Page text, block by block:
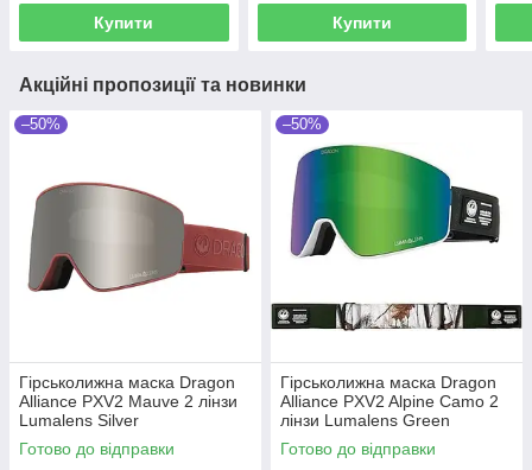
Купити Купити
Акційні пропозиції та новинки
–50%
Гірськолижна маска Dragon
Alliance PXV2 Mauve 2 лінзи
Lumalens Silver
Ionized/Lumalens Light Rose
Готово до відправки
–50%
Гірськолижна маска Dragon
Alliance PXV2 Alpine Camo 2
лінзи Lumalens Green
Ionized/Lumalens Amber
(Уцінка)
Готово до відправки